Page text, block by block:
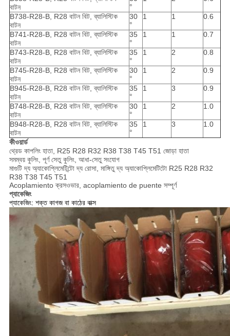
বাটন
°
B738-R28-B, R28 বাটন বিট, ব্যালিস্টিক
বাটন
30
°
1 1 0.6
B741-R28-B, R28 বাটন বিট, ব্যালিস্টিক
বাটন
35
°
1 1 0.7
B743-R28-B, R28 বাটন বিট, ব্যালিস্টিক
বাটন
35
°
1 2 0.8
B745-R28-B, R28 বাটন বিট, ব্যালিস্টিক
বাটন
30
°
1 2 0.9
B945-R28-B, R28 বাটন বিট, ব্যালিস্টিক
বাটন
35
°
1 3 0.9
B748-R28-B, R28 বাটন বিট, ব্যালিস্টিক
বাটন
30
°
1 2 1.0
B948-R28-B, R28 বাটন বিট, ব্যালিস্টিক
বাটন
35
°
1 3 1.0
কীওয়ার্ড
থ্রেড কাপলিং হাতা, R25 R28 R32 R38 T38 T45 T51 জোড়া হাতা
সমম্বয় কুলিং, পূর্ণ সেতু কুলিং, আধা-সেতু সংযোগ
মাগুটি দ্য অ্যাকোপ্লিমেটিন্টো দ্য রোসা, মাঙ্গিতু দ্য অ্যাকোপ্লিমেটিটো R25 R28 R32
R38 T38 T45 T51
Acoplamiento ক্রসওভার, acoplamiento de puente সম্পূর্ণ
প্যাকেজিং
প্যাকেজিং: শক্ত কাগজ বা কাঠের বাক্স